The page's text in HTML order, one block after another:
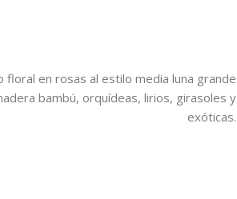
floral en rosas al estilo media luna grande
bambú, orquídeas, lirios, girasoles y
exóticas.